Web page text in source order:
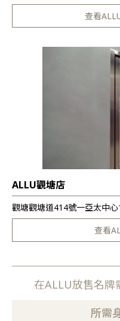
查看
ALLU觀塘店
觀塘觀塘道414號一亞太中
查看
在ALLU放售名牌
所需